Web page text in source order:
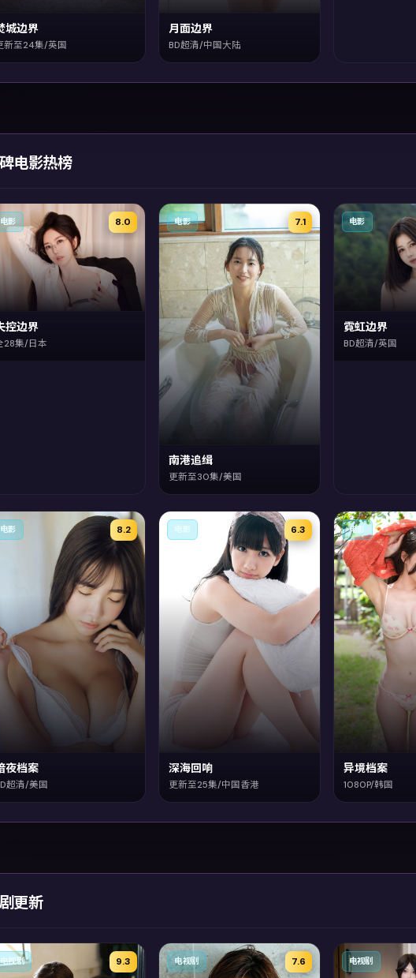
城边界
新至24集/英国
月面边界
BD超清/中国大陆
电影热榜
8.0
电影
控边界
28集/日本
7.1
电影
南港追缉
更新至30集/美国
电影
霓虹边界
BD超清/英国
8.2
电影
夜档案
超清/美国
6.3
电影
深海回响
更新至25集/中国香港
电影
异境档案
1080P/韩国
更新
9.3
电视剧 7.6
电视剧 电视剧